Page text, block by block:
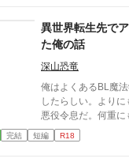
異世界転生先で
た俺の話
深山恐竜
俺はよくあるBL魔
したらしい。より
悪役令息だ。何重
し折る日々……なん
スキル（引きこもり
完結 短編 R18